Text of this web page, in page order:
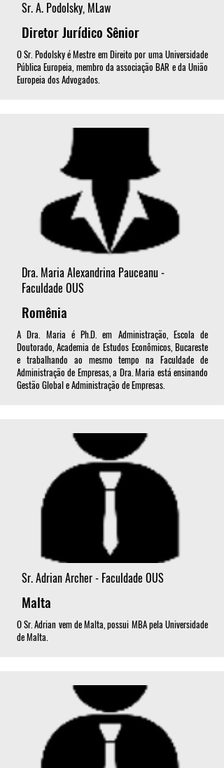
Sr. A. Podolsky, MLaw
Diretor Jurídico Sênior
O Sr. Podolsky é Mestre em Direito por uma Universidade
Pública Europeia, membro da associação BAR e da União
Europeia dos Advogados.
Dra. Maria Alexandrina Pauceanu -
Faculdade OUS
Romênia
A Dra. Maria é Ph.D. em Administração, Escola de
Doutorado, Academia de Estudos Econômicos, Bucareste
e trabalhando ao mesmo tempo na Faculdade de
Administração de Empresas, a Dra. Maria está ensinando
Gestão Global e Administração de Empresas.
Sr. Adrian Archer - Faculdade OUS
Malta
O Sr. Adrian vem de Malta, possui MBA pela Universidade
de Malta.